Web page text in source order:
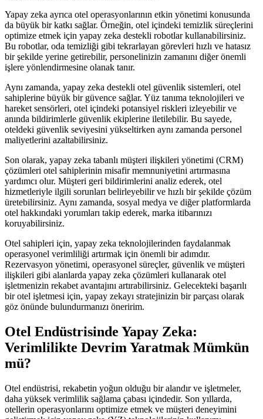
Yapay zeka ayrıca otel operasyonlarının etkin yönetimi konusunda
da büyük bir katkı sağlar. Örneğin, otel içindeki temizlik süreçlerini
optimize etmek için yapay zeka destekli robotlar kullanabilirsiniz.
Bu robotlar, oda temizliği gibi tekrarlayan görevleri hızlı ve hatasız
bir şekilde yerine getirebilir, personelinizin zamanını diğer önemli
işlere yönlendirmesine olanak tanır.
Aynı zamanda, yapay zeka destekli otel güvenlik sistemleri, otel
sahiplerine büyük bir güvence sağlar. Yüz tanıma teknolojileri ve
hareket sensörleri, otel içindeki potansiyel riskleri izleyebilir ve
anında bildirimlerle güvenlik ekiplerine iletilebilir. Bu sayede,
oteldeki güvenlik seviyesini yükseltirken aynı zamanda personel
maliyetlerini azaltabilirsiniz.
Son olarak, yapay zeka tabanlı müşteri ilişkileri yönetimi (CRM)
çözümleri otel sahiplerinin misafir memnuniyetini artırmasına
yardımcı olur. Müşteri geri bildirimlerini analiz ederek, otel
hizmetleriyle ilgili sorunları belirleyebilir ve hızlı bir şekilde çözüm
üretebilirsiniz. Aynı zamanda, sosyal medya ve diğer platformlarda
otel hakkındaki yorumları takip ederek, marka itibarınızı
koruyabilirsiniz.
Otel sahipleri için, yapay zeka teknolojilerinden faydalanmak
operasyonel verimliliği artırmak için önemli bir adımdır.
Rezervasyon yönetimi, operasyonel süreçler, güvenlik ve müşteri
ilişkileri gibi alanlarda yapay zeka çözümleri kullanarak otel
işletmenizin rekabet avantajını artırabilirsiniz. Gelecekteki başarılı
bir otel işletmesi için, yapay zekayı stratejinizin bir parçası olarak
göz önünde bulundurmanızı öneririm.
Otel Endüstrisinde Yapay Zeka:
Verimlilikte Devrim Yaratmak Mümkün
mü?
Otel endüstrisi, rekabetin yoğun olduğu bir alandır ve işletmeler,
daha yüksek verimlilik sağlama çabası içindedir. Son yıllarda,
otellerin operasyonlarını optimize etmek ve müşteri deneyimini